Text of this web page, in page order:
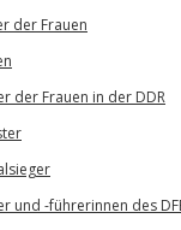
der Frauen
der Frauen in der DDR
und -führerinnen des